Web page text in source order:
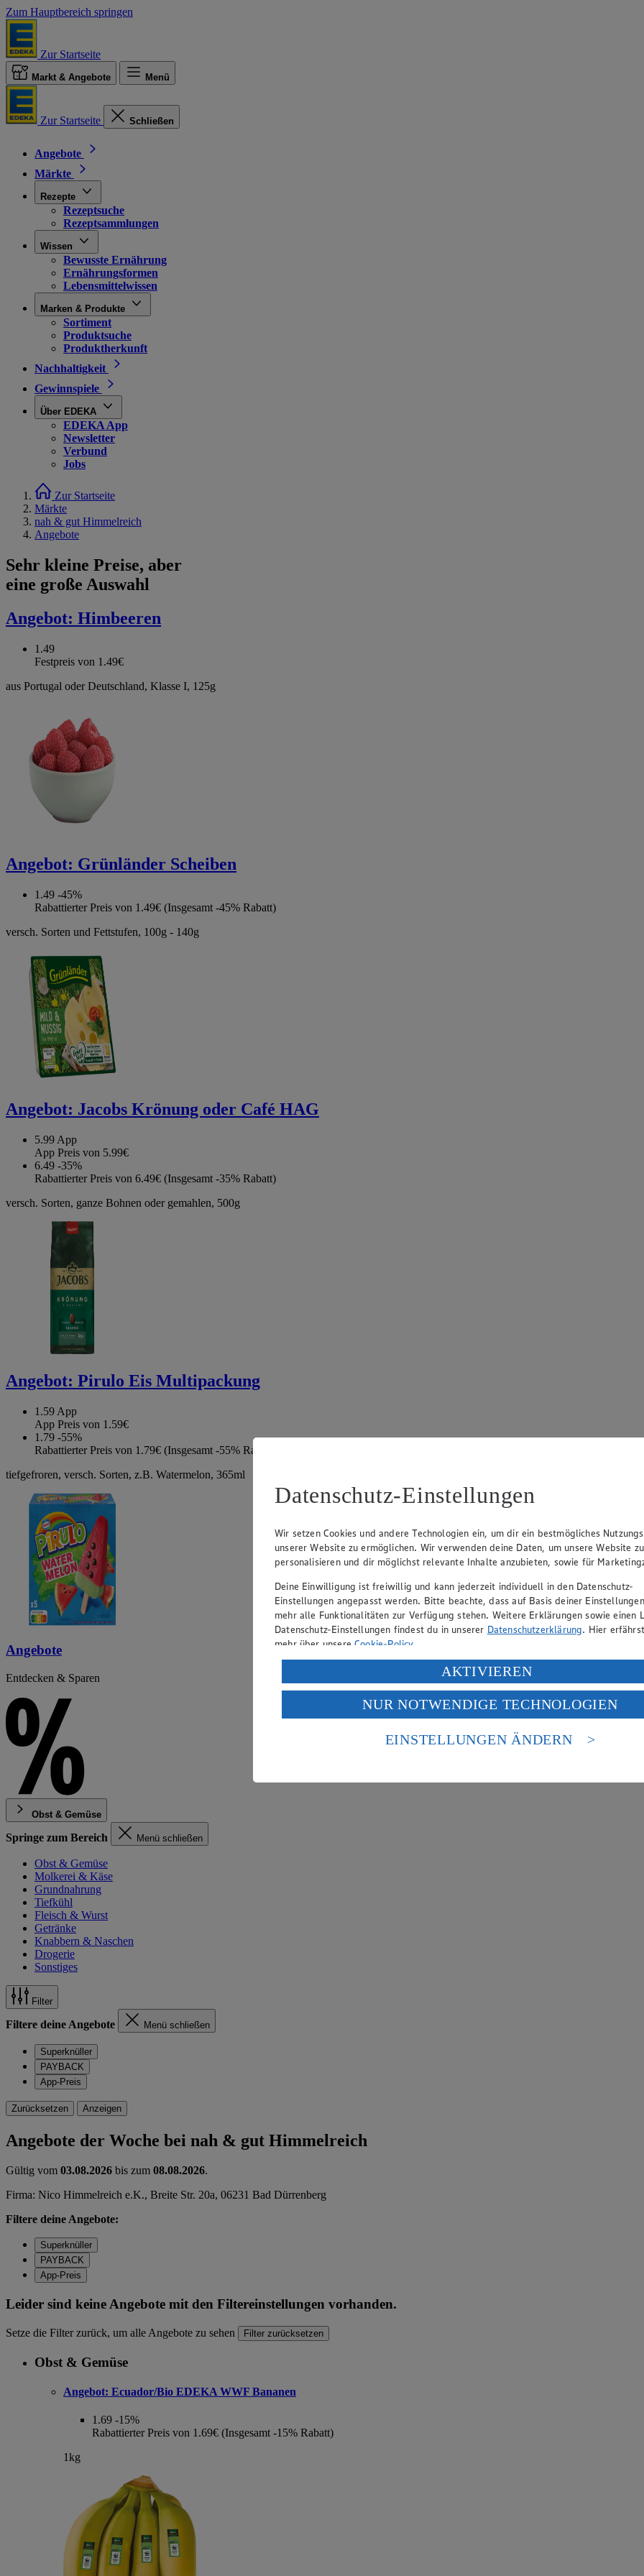
Zum Hauptbereich springen
Zur Startseite
Markt & Angebote Menü
Zur Startseite Schließen
Angebote
Märkte
Rezepte
Rezeptsuche
Rezeptsammlungen
Wissen
Bewusste Ernährung
Ernährungsformen
Lebensmittelwissen
Marken & Produkte
Sortiment
Produktsuche
Produktherkunft
Nachhaltigkeit
Gewinnspiele
Über EDEKA
EDEKA App
Newsletter
Verbund
Jobs
Zur Startseite
Märkte
nah & gut Himmelreich
Angebote
Sehr kleine Preise, aber
eine große Auswahl
Angebot: Himbeeren
1.49
Festpreis von 1.49€
aus Portugal oder Deutschland, Klasse I, 125g
Angebot: Grünländer Scheiben
1.49 -45%
Rabattierter Preis von 1.49€ (Insgesamt -45% Rabatt)
versch. Sorten und Fettstufen, 100g - 140g
Angebot: Jacobs Krönung oder Café HAG
5.99 App
App Preis von 5.99€
6.49 -35%
Rabattierter Preis von 6.49€ (Insgesamt -35% Rabatt)
versch. Sorten, ganze Bohnen oder gemahlen, 500g
Angebot: Pirulo Eis Multipackung
1.59 App
App Preis von 1.59€
1.79 -55%
Rabattierter Preis von 1.79€ (Insgesamt -55% Rabatt)
tiefgefroren, versch. Sorten, z.B. Watermelon, 365ml
Angebote
Entdecken & Sparen
Obst & Gemüse
Springe zum Bereich Menü schließen
Obst & Gemüse
Molkerei & Käse
Grundnahrung
Tiefkühl
Fleisch & Wurst
Getränke
Knabbern & Naschen
Drogerie
Sonstiges
Filter
Filtere deine Angebote Menü schließen
Superknüller
PAYBACK
App-Preis
Zurücksetzen Anzeigen
Angebote der Woche bei nah & gut Himmelreich
Gültig vom 03.08.2026 bis zum 08.08.2026.
Firma: Nico Himmelreich e.K., Breite Str. 20a, 06231 Bad Dürrenberg
Filtere deine Angebote:
Superknüller
PAYBACK
App-Preis
Leider sind keine Angebote mit den Filtereinstellungen vorhanden.
Setze die Filter zurück, um alle Angebote zu sehen Filter zurücksetzen
Obst & Gemüse
Angebot: Ecuador/Bio EDEKA WWF Bananen
1.69 -15%
Rabattierter Preis von 1.69€ (Insgesamt -15% Rabatt)
1kg
Datenschutz-Einstellungen
Wir setzen Cookies und andere Technologien ein, um dir ein bestmögliches
unserer Website zu ermöglichen. Wir verwenden deine Daten, um unsere Website zu
personalisieren und dir möglichst relevante Inhalte anzubieten, sowie für
Deine Einwilligung ist freiwillig und kann jederzeit individuell in den Datenschutz-
Einstellungen angepasst werden. Bitte beachte, dass auf Basis deiner
mehr alle Funktionalitäten zur Verfügung stehen. Weitere Erklärungen sowie einen
Datenschutz-Einstellungen findest du in unserer Datenschutzerklärung. Hier
mehr über unsereCookie-Policy.
Verarbeitung deiner personenbezogenen Daten in den USA durch Facebook und
Wenn du auf „Aktivieren“ klickst, willigst du im Sinne des Art. 49 Abs. 1 Satz 1 lit.
ein, dass deine Daten in den USA verarbeitet werden. Der EuGH sieht die USA als
einem nach europäischen Standards nicht angemessenen Datenschutzniveau an. Es
Risiko eines Zugriffs durch US-amerikanische Behörden.
AKTIVIEREN
NUR NOTWENDIGE TECHNOLOGIEN
EINSTELLUNGEN ÄNDERN